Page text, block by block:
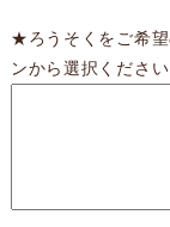
★ろうそくをご希望
ンから選択ください